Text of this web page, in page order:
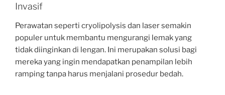
Invasif
Perawatan seperti cryolipolysis dan laser semakin
populer untuk membantu mengurangi lemak yang
tidak diinginkan di lengan. Ini merupakan solusi bagi
mereka yang ingin mendapatkan penampilan lebih
ramping tanpa harus menjalani prosedur bedah.